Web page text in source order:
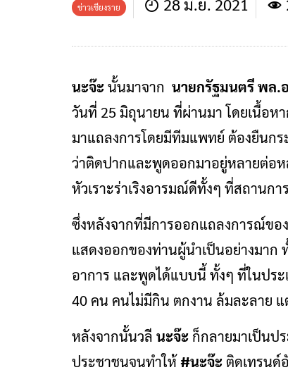
ข่าวเชียงราย 28 มิ.ย. 2021
นะจ๊ะนั้นมาจาก นายกรัฐมนตรีพล.
วันที่ 25 มิถุนายน ที่ผ่านมา โดยเนื้อห
มาแถลงการโดยมีทีมแพทย์ ต้องยืนก
ว่าติดปากและพูดออกมาอยู่หลายต่อ
หัวเราะร่าเริงอารมณ์ดีทั้งๆ ที่สถานก
ซึ่งหลังจากที่มีการออกแถลงการณ์ขอ
แสดงออกของท่านผู้นำเป็นอย่างมาก
อาการ และพูดได้แบบนี้ ทั้งๆ ที่ในปร
40 คน คนไม่มีกิน ตกงาน ล้มละลาย
หลังจากนั้นวลี นะจ๊ะ ก็กลายมาเป็นป
ประชาชนจนทำให้#นะจ๊ะติดเทรนด์